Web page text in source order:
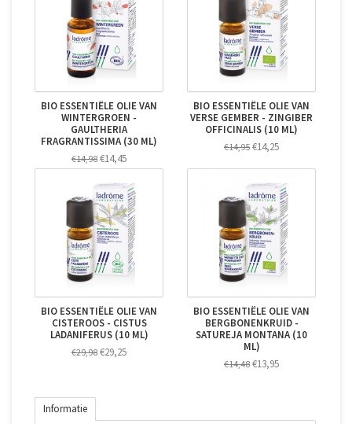
BIO ESSENTIËLE OLIE VAN
WINTERGROEN -
GAULTHERIA
FRAGRANTISSIMA (30 ML)
€14,98 €14,45
BIO ESSENTIËLE OLIE VAN
VERSE GEMBER - ZINGIBER
OFFICINALIS (10 ML)
€14,95 €14,25
BIO ESSENTIËLE OLIE VAN
CISTEROOS - CISTUS
LADANIFERUS (10 ML)
€29,98 €29,25
BIO ESSENTIËLE OLIE VAN
BERGBONENKRUID -
SATUREJA MONTANA (10
ML)
€14,48 €13,95
Informatie